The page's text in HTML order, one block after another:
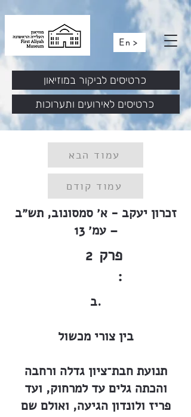
En >
כרטיסים לאירועים ותערוכות
כרטיסים לביקור במוזיאון
עמוד הבא
עמוד קודם
זכרון יעקב - א׳ סמסונוב, תש״ב
– עמ׳ 13
2 פרק
:
ב.
בין צורי מכשול
תנועת חבת־ציון גדלה ורחבה
והכתה גלים עד למרחוק, ועד
פריז ולונדון הגיעה, ואולם שם